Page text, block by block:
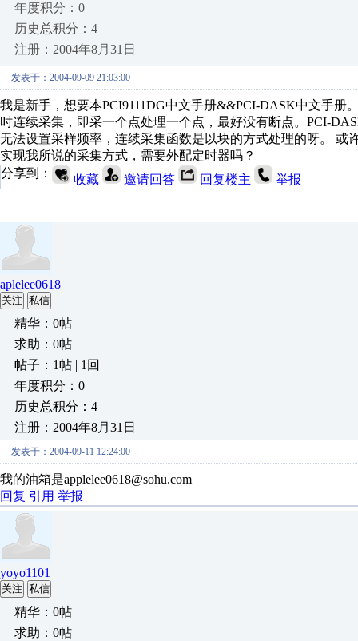
年度积分：0
历史总积分：4
注册：2004年8月31日
发表于：2004-09-09 21:03:00
我是新手，想要本PCI9111DG中文手册&&PCI-DASK中文手
时连续采集，即采一个点处理一个点，最好没有断点。PCI-
无法设置采样频率，连续采集函数是以块的方式处理的呀。 或
实现我所说的采集方式，需要外配定时器吗？
分享到：
收藏 邀请回答 回复楼主 举报
aplelee0618
关注 私信
精华：0帖
求助：0帖
帖子：1帖 | 1回
年度积分：0
历史总积分：4
注册：2004年8月31日
发表于：2004-09-11 12:24:00
我的油箱是applelee0618@sohu.com
回复 引用 举报
yoyo1101
关注 私信
精华：0帖
求助：0帖